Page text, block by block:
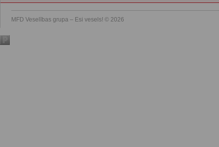
MFD Veselības grupa – Esi vesels! © 2026